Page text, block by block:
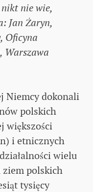
nie wie,
Jan Żaryn,
, Oficyna
Warszawa
Niemcy dokonali
polskich
większości
i etnicznych
wielu
ziem polskich
tysięcy